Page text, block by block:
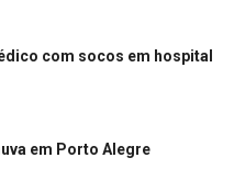
com socos em hospital
em Porto Alegre